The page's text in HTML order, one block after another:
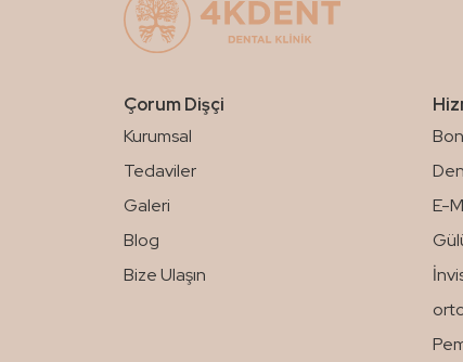
Çorum Dişçi
Kurumsal
Tedaviler
Galeri
Blog
Bize Ulaşın
E-